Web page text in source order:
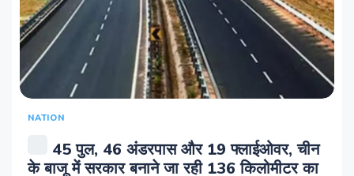
NATION
45 पुल, 46 अंडरपास और 19 फ्लाईओवर, चीन
के बाजू में सरकार बनाने जा रही 136 किलोमीटर का